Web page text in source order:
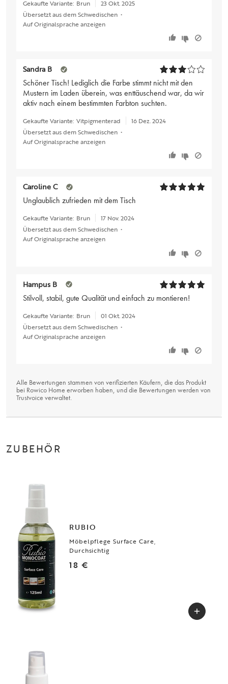
Gekaufte Variante: Brun
23 Okt. 2025
Übersetzt aus dem Schwedischen •
Auf Originalsprache anzeigen
Sandra B
Schöner Tisch! Lediglich die Farbe stimmt nicht mit den
Mustern im Laden überein, was enttäuschend war, da wir
aktiv nach einem bestimmten Farbton suchten.
Gekaufte Variante: Vitpigmenterad
16 Dez. 2024
Übersetzt aus dem Schwedischen •
Auf Originalsprache anzeigen
Caroline C
Unglaublich zufrieden mit dem Tisch
Gekaufte Variante: Brun
17 Nov. 2024
Übersetzt aus dem Schwedischen •
Auf Originalsprache anzeigen
Hampus B
Stilvoll, stabil, gute Qualität und einfach zu montieren!
Gekaufte Variante: Brun
01 Okt. 2024
Übersetzt aus dem Schwedischen •
Auf Originalsprache anzeigen
Alle Bewertungen stammen von verifizierten Käufern, die das Produkt
bei Rowico Home erworben haben, und die Bewertungen werden von
Trustvoice verwaltet.
ZUBEHÖR
RUBIO
Möbelpflege Surface Care,
Durchsichtig
18 €